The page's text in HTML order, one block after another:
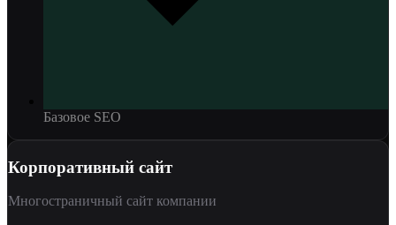
Базовое SEO
Корпоративный сайт
Многостраничный сайт компании